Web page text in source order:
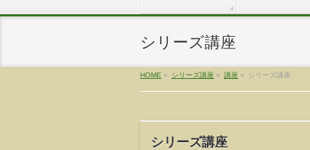
シリーズ講座
HOME » シリーズ講座 » 講座 » シリーズ講座
シリーズ講座